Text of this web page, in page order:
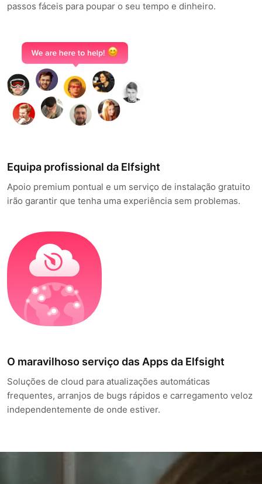
passos fáceis para poupar o seu tempo e dinheiro.
Equipa profissional da Elfsight
Apoio premium pontual e um serviço de instalação gratuito
irão garantir que tenha uma experiência sem problemas.
O maravilhoso serviço das Apps da Elfsight
Soluções de cloud para atualizações automáticas
frequentes, arranjos de bugs rápidos e carregamento veloz
independentemente de onde estiver.